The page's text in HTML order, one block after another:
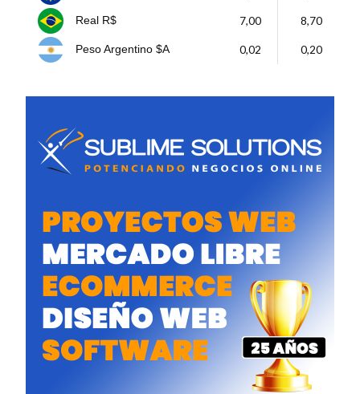
Real R$ 7,00 8,70
Peso Argentino $A 0,02 0,20